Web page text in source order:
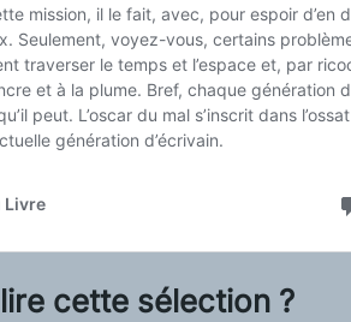
cette sélection ?